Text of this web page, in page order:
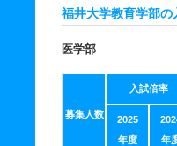
テ
1.70倍 1倍
学校教育課程／初
福井大学教育学部の
医学部
募集人数
入試倍率
2025
年度
年